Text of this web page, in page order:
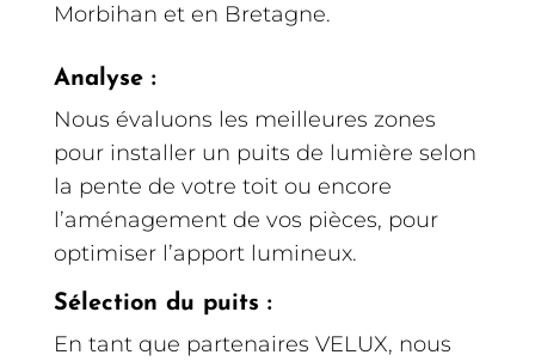
Morbihan et en Bretagne.
Analyse :
Nous évaluons les meilleures zones
pour installer un puits de lumière selon
la pente de votre toit ou encore
l’aménagement de vos pièces, pour
optimiser l’apport lumineux.
Sélection du puits :
En tant que partenaires VELUX, nous